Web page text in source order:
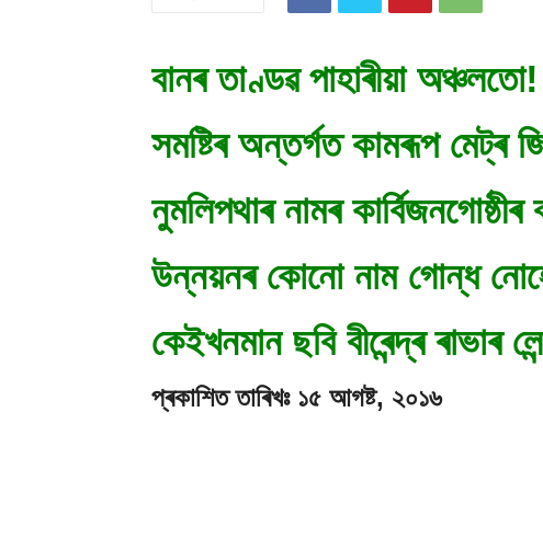
বানৰ তাণ্ডৱ পাহাৰীয়া অঞ্চলতো!
সমষ্টিৰ অন্তৰ্গত কামৰূপ মেট্ৰ
নুমলিপথাৰ নামৰ
উন্নয়নৰ কোনো নাম গোন্ধ
কেইখনমান ছবি বীৰেন্দ্ৰ ৰাভাৰ
প্ৰকাশিত তাৰিখঃ ১৫ আগষ্ট, ২০১৬